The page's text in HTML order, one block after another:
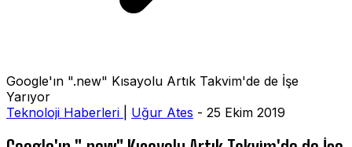
Google'ın ".new" Kısayolu Artık Takvim'de de İşe
Yarıyor
Teknoloji Haberleri
Uğur Ates - 25 Ekim 2019